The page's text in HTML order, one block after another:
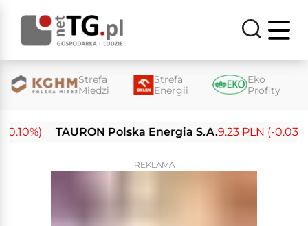
Strefa
Miedzi
Strefa
Energii
Eko
Profity
TAURON Polska Energia S.A.9.23 PLN (-0.03%)
REKLAMA